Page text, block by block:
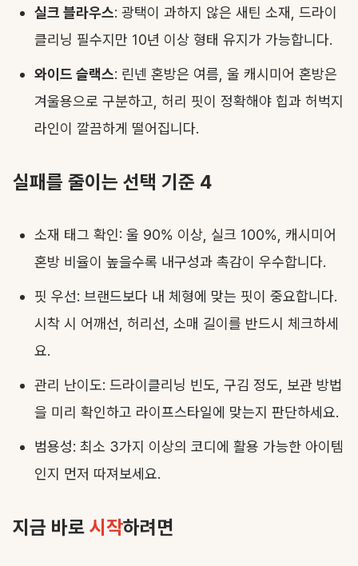
실크 블라우스: 광택이 과하지 않은 새틴 소재, 드라이
클리닝 필수지만 10년 이상 형태 유지가 가능합니다.
와이드 슬랙스: 린넨 혼방은 여름, 울 캐시미어 혼방은
겨울용으로 구분하고, 허리 핏이 정확해야 힙과 허벅지
라인이 깔끔하게 떨어집니다.
실패를 줄이는 선택 기준 4
소재 태그 확인: 울 90% 이상, 실크 100%, 캐시미어
혼방 비율이 높을수록 내구성과 촉감이 우수합니다.
핏 우선: 브랜드보다 내 체형에 맞는 핏이 중요합니다.
시착 시 어깨선, 허리선, 소매 길이를 반드시 체크하세
요.
관리 난이도: 드라이클리닝 빈도, 구김 정도, 보관 방법
을 미리 확인하고 라이프스타일에 맞는지 판단하세요.
범용성: 최소 3가지 이상의 코디에 활용 가능한 아이템
인지 먼저 따져보세요.
지금 바로 시작하려면